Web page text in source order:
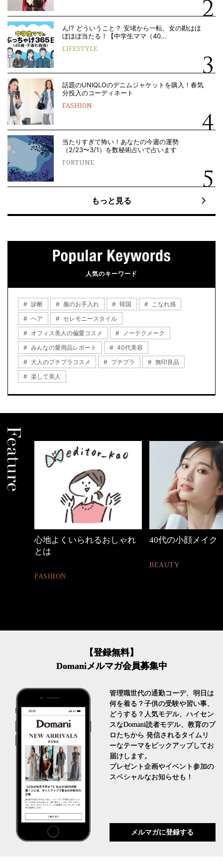
ん!? どういうこと？ 安堵から一転、女の勘はほ
ぼほぼ当たる！【中学生ママ（40…
LIFESTYLE
話題のUNIQLOのデニムジャケットを購入！春気
分投入のコーディネート
FASHION
当たりすぎて怖い！あなたの今週の運勢
（2/23〜3/1）を数秘術占いで占います
FORTUNE
もっと見る
人気のキーワード
診断 服のお手入れ 韓国
こなれ感
ヘア
セレモニースタイル
オフィス美人の偏愛コスメ
ノーテクメーク
みんなの愛用品レポート
40代美容
大人のプチプラコスメ
プチプラ
無印良品
楽して美人
40代の小顔メイク
【ワーママのきれ
【登録無料】
Domaniメルマガ会員募集中
管理職世代の通勤コーデ、明日は
何を着る？子供の受験や習い事、
どうする？人気モデル、ハイセン
スなDomani読者モデル、教育のプ
ロたちから 発信されるタイムリ
ーなテーマをピックアップしてお
届けします。
プレゼント企画やイベント参加の
スペシャルなお知らせも！
メルマガに登録する